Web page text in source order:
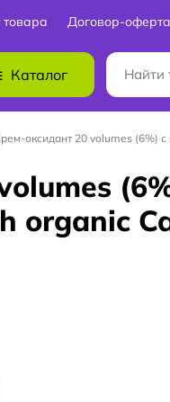
товара Договор-оферта
Каталог
оксидант 20 volumes (6%)
organic